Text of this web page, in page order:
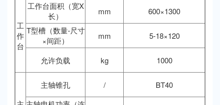
工
作
台
工作台面积（宽X
长）
mm
600×1300
T型槽（数量-尺寸
×间距）
mm 5-18×120
允许负载 kg 1000
主轴锥孔 /
BT40